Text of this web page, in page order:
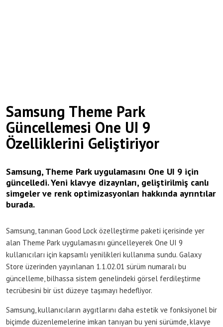
Samsung Theme Park
Güncellemesi One UI 9
Özelliklerini Geliştiriyor
Samsung, Theme Park uygulamasını One UI 9 için
güncelledi. Yeni klavye dizaynları, geliştirilmiş canlı
simgeler ve renk optimizasyonları hakkında ayrıntılar
burada.
Samsung, tanınan Good Lock özelleştirme paketi içerisinde yer
alan Theme Park uygulamasını güncelleyerek One UI 9
kullanıcıları için kapsamlı yenilikleri kullanıma sundu. Galaxy
Store üzerinden yayınlanan 1.1.02.01 sürüm numaralı bu
güncelleme, bilhassa sistem genelindeki görsel ferdileştirme
tecrübesini bir üst düzeye taşımayı hedefliyor.
Samsung, kullanıcıların aygıtlarını daha estetik ve fonksiyonel bir
biçimde düzenlemelerine imkan tanıyan bu yeni sürümde, klavye